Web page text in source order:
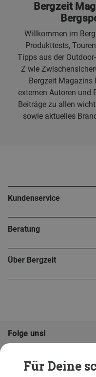
Für Deine
Bergzeit
Willkommen im
Produkttests,
Tipps aus der
Z wie
Bergzeit
externen Autoren und
Beiträge zu allen
sowie aktuelles
Kundenservice
Beratung
Über Bergzeit
Folge uns!